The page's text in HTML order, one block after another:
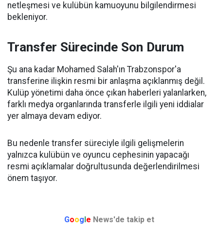
netleşmesi ve kulübün kamuoyunu bilgilendirmesi
bekleniyor.
Transfer Sürecinde Son Durum
Şu ana kadar Mohamed Salah'ın Trabzonspor'a
transferine ilişkin resmi bir anlaşma açıklanmış değil.
Kulüp yönetimi daha önce çıkan haberleri yalanlarken,
farklı medya organlarında transferle ilgili yeni iddialar
yer almaya devam ediyor.
Bu nedenle transfer süreciyle ilgili gelişmelerin
yalnızca kulübün ve oyuncu cephesinin yapacağı
resmi açıklamalar doğrultusunda değerlendirilmesi
önem taşıyor.
Google News'de takip et